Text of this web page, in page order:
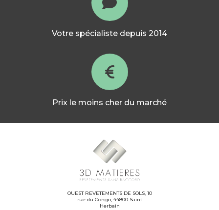
Votre spécialiste depuis 2014
Prix le moins cher du marché
OUEST REVETEMENTS DE SOLS, 10
rue du Congo, 44800 Saint
Herbain